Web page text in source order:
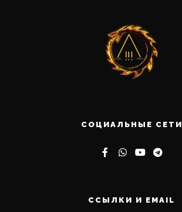
СОЦИАЛЬНЫЕ СЕТИ
ССЫЛКИ И EMAIL